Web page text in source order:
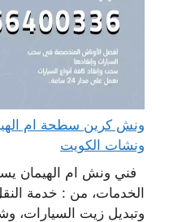
ونشات الكويت
فني ونش ام الهيمان
الخدمات، من : خدمة النقل
وتبديل زيت السيارات،